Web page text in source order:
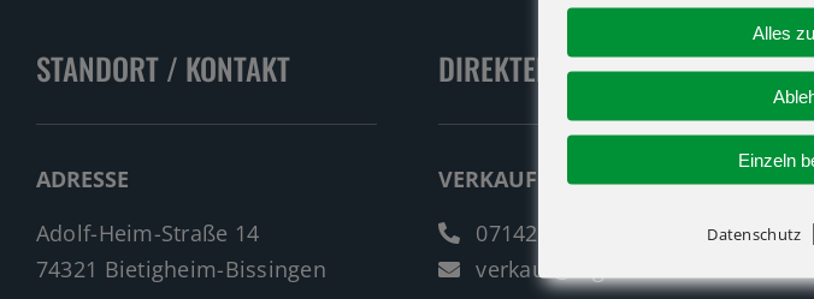
STANDORT / KONTAKT
ADRESSE
Adolf-Heim-Straße 14
74321 Bietigheim-Bissingen
DIREKTER-KONTAKT
VERKAUF
07142 94712-30
verkauf@atglift.de
Alles
Einzeln
Datenschutz |